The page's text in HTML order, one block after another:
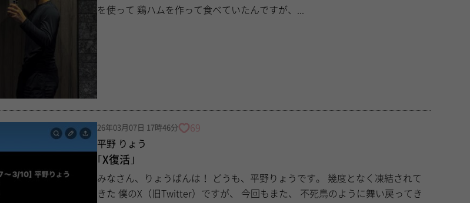
を使って 鶏ハムを作って食べていたんですが、...
26年03月07日 17時46分
69
平野 りょう
｢X復活｣
みなさん、りょうばんは！ どうも、平野りょうです。 幾度となく凍結されて
きた 僕のX（旧Twitter）ですが、 今回もまた、 不死鳥のように舞い戻ってき